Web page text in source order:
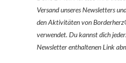
Versand unseres Newsletters
den Aktivitäten von
verwendet. Du kannst dich
Newsletter enthaltenen Link